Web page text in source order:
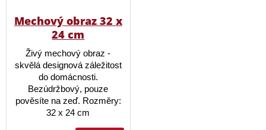
Mechový obraz 32 x
24 cm
Živý mechový obraz -
skvělá designová záležitost
do domácnosti.
Bezúdržbový, pouze
pověsíte na zeď. Rozměry:
32 x 24 cm